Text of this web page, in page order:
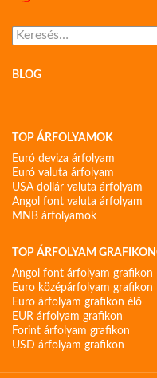
Keresés:
BLOG
TOP ÁRFOLYAMOK
Euró deviza árfolyam
Euró valuta árfolyam
USA dollár valuta árfolyam
Angol font valuta árfolyam
MNB árfolyamok
TOP ÁRFOLYAM
Angol font árfolyam grafikon
Euro középárfolyam grafikon
Euro árfolyam grafikon élő
EUR árfolyam grafikon
Forint árfolyam grafikon
USD árfolyam grafikon